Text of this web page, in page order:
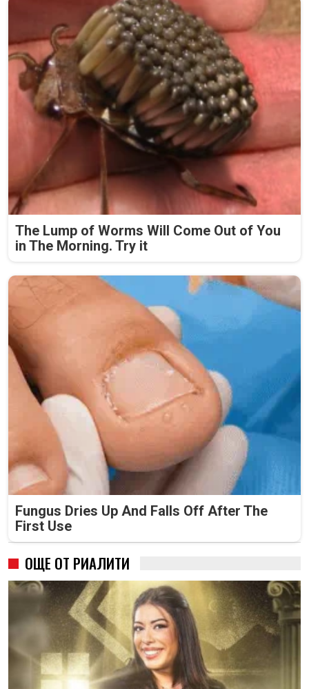
The Lump of Worms Will Come Out of You
in The Morning. Try it
Fungus Dries Up And Falls Off After The
First Use
ОЩЕ ОТ РИАЛИТИ